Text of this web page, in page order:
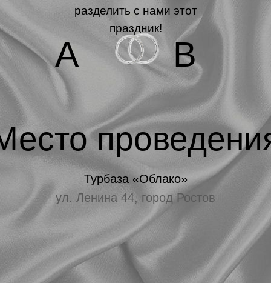
разделить с нами этот
праздник!
А В
Турбаза «Облако»
ул. Ленина 44, город Ростов